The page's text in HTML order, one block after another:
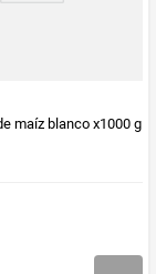
maíz blanco x1000 g